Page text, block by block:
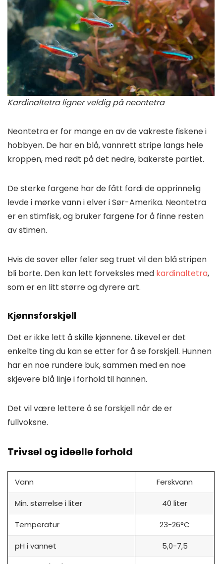
Kardinaltetra ligner veldig på neontetra
Neontetra er for mange en av de vakreste fiskene i
hobbyen. De har en blå, vannrett stripe langs hele
kroppen, med rødt på det nedre, bakerste partiet.
De sterke fargene har de fått fordi de opprinnelig
levde i mørke vann i elver i Sør-Amerika. Neontetra
er en stimfisk, og bruker fargene for å finne resten
av stimen.
Hvis de sover eller føler seg truet vil den blå stripen
bli borte. Den kan lett forveksles med kardinaltetra,
som er en litt større og dyrere art.
Kjønnsforskjell
Det er ikke lett å skille kjønnene. Likevel er det
enkelte ting du kan se etter for å se forskjell. Hunnen
har en noe rundere buk, sammen med en noe
skjevere blå linje i forhold til hannen.
Det vil være lettere å se forskjell når de er
fullvoksne.
Trivsel og ideelle forhold
Vann Ferskvann
Min. størrelse i liter 40 liter
Temperatur 23-26°C
pH i vannet 5,0-7,5